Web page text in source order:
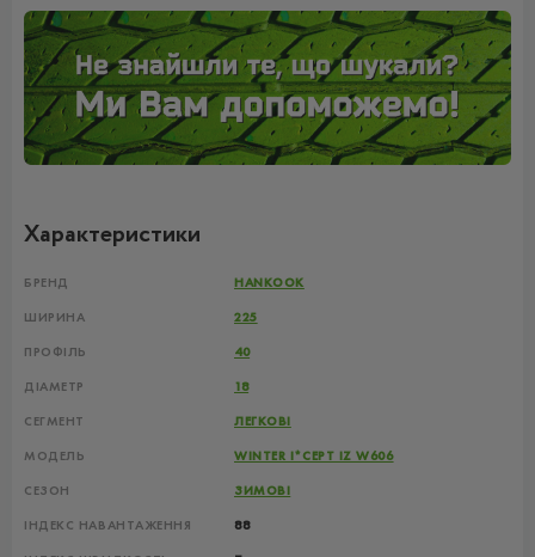
Характеристики
БРЕНД HANKOOK
ШИРИНА 225
ПРОФІЛЬ 40
ДІАМЕТР 18
СЕГМЕНТ ЛЕГКОВІ
МОДЕЛЬ WINTER I*CEPT IZ W606
СЕЗОН ЗИМОВІ
ІНДЕКС НАВАНТАЖЕННЯ 88